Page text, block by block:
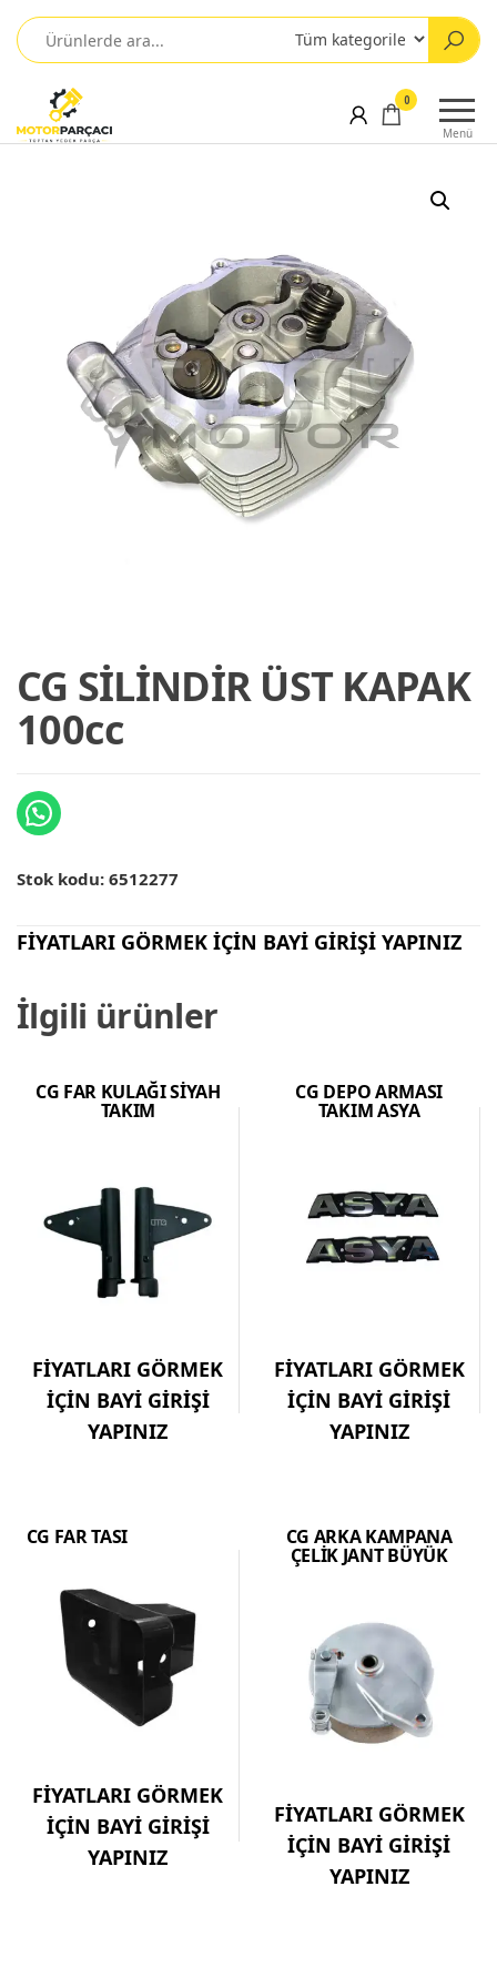
Menü
0
CG SİLİNDİR ÜST KAPAK
100cc
Stok kodu: 6512277
FİYATLARI GÖRMEK İÇİN BAYİ GİRİŞİ YAPINIZ
İlgili ürünler
CG FAR KULAĞI SİYAH
TAKIM
FİYATLARI GÖRMEK
İÇİN BAYİ GİRİŞİ
YAPINIZ
CG DEPO ARMASI
TAKIM ASYA
FİYATLARI GÖRMEK
İÇİN BAYİ GİRİŞİ
YAPINIZ
CG FAR TASI
FİYATLARI GÖRMEK
İÇİN BAYİ GİRİŞİ
YAPINIZ
CG ARKA KAMPANA
ÇELİK JANT BÜYÜK
FİYATLARI GÖRMEK
İÇİN BAYİ GİRİŞİ
YAPINIZ